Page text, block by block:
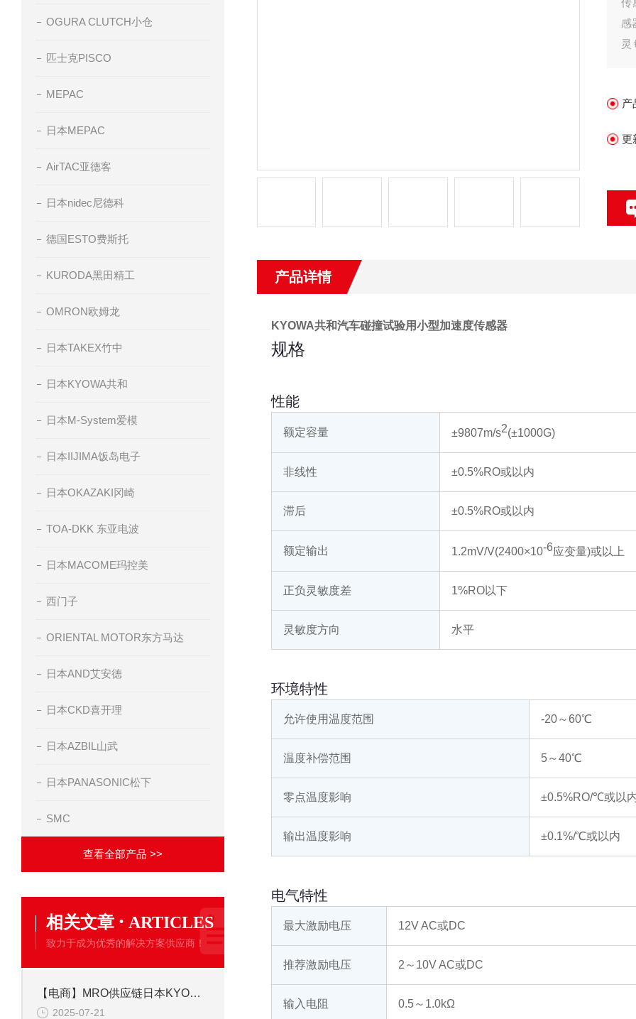
OGURA CLUTCH小仓
匹士克PISCO
MEPAC
日本MEPAC
AirTAC亚德客
日本nidec尼德科
德国ESTO费斯托
KURODA黑田精工
OMRON欧姆龙
日本TAKEX竹中
日本KYOWA共和
日本M-System爱模
日本IIJIMA饭岛电子
日本OKAZAKI冈崎
TOA-DKK 东亚电波
日本MACOME玛控美
西门子
ORIENTAL MOTOR东方马达
日本AND艾安德
日本CKD喜开理
日本AZBIL山武
日本PANASONIC松下
SMC
查看全部产品 >>
相关文章 · ARTICLES
致力于成为优秀的解决方案供应商！
【电商】MRO供应链日本KYOWA共和 应变片 KFGS-1-350-C1-23L5M3R
2025-07-21
传
感
产
更
产品详情
KYOWA共和汽车碰撞试验用小型加速度传感器
规格
性能
额定容量 ±9807m/s2(±1000G)
非线性 ±0.5%RO或以内
滞后 ±0.5%RO或以内
额定输出 1.2mV/V(2400×10-6应变量)或以上
正负灵敏度差 1%RO以下
灵敏度方向 水平
环境特性
允许使用温度范围 -20～60℃
温度补偿范围 5～40℃
零点温度影响 ±0.5%RO/℃或以
输出温度影响 ±0.1%/℃或以内
电气特性
最大激励电压 12V AC或DC
推荐激励电压 2～10V AC或DC
输入电阻 0.5～1.0kΩ